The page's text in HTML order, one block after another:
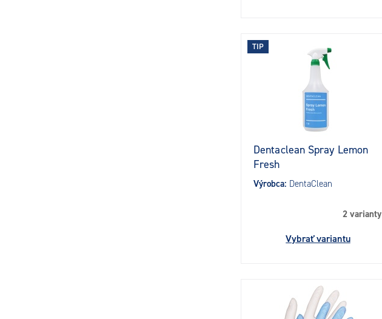
TIP
Dentaclean Spray Lemon
Fresh
Výrobca: DentaClean
2 varianty
Vybrať variantu